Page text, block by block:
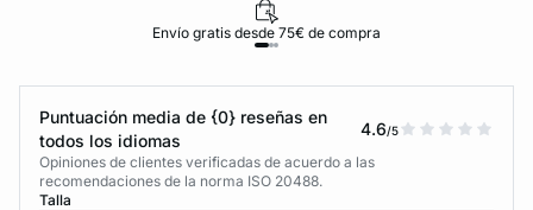
Envío gratis desde 75€ de compra
Puntuación media de {0} reseñas en
todos los idiomas
4.6/5
Opiniones de clientes verificadas de acuerdo a las
recomendaciones de la norma ISO 20488.
Talla